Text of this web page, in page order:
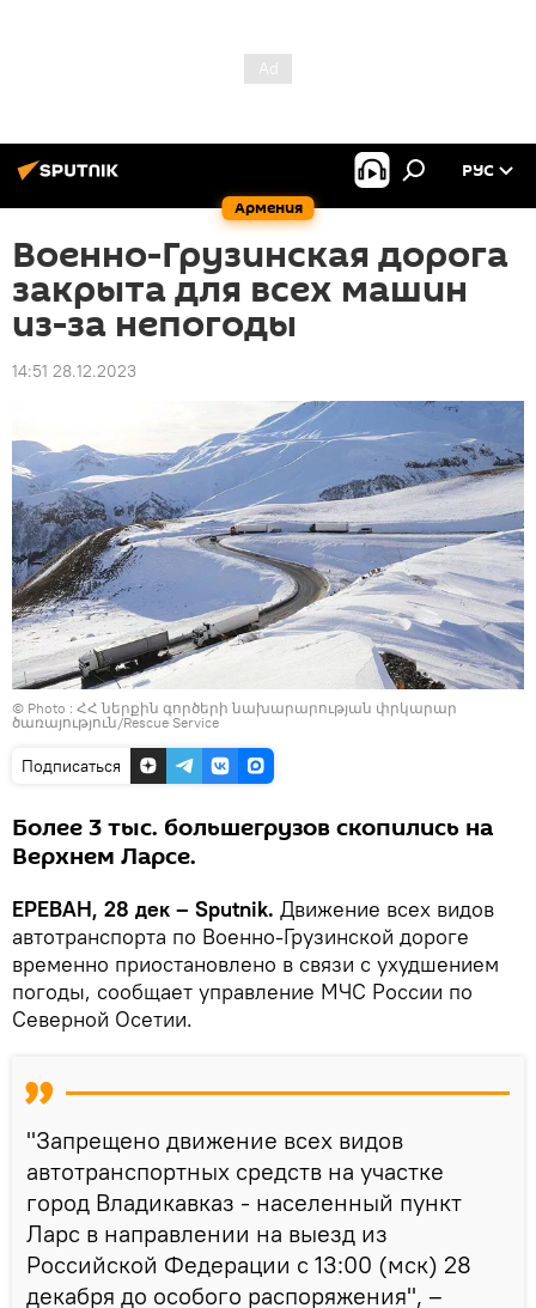
Армения
РУС
Военно-Грузинская дорога
закрыта для всех машин
из-за непогоды
14:51 28.12.2023
© Photo : ՀՀ ներքին գործերի նախարարության փրկարար
ծառայություն/Rescue Service
Подписаться
Более 3 тыс. большегрузов скопились на
Верхнем Ларсе.
ЕРЕВАН, 28 дек – Sputnik. Движение всех видов
автотранспорта по Военно-Грузинской дороге
временно приостановлено в связи с ухудшением
погоды, сообщает управление МЧС России по
Северной Осетии.
"Запрещено движение всех видов
автотранспортных средств на участке
город Владикавказ - населенный пункт
Ларс в направлении на выезд из
Российской Федерации с 13:00 (мск) 28
декабря до особого распоряжения", –